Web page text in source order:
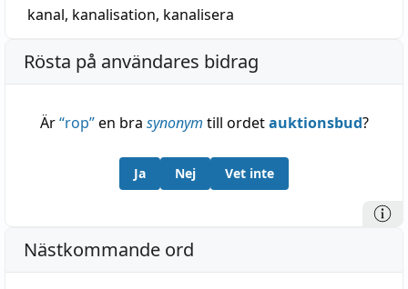
kanal, kanalisation, kanalisera
Rösta på användares bidrag
Är“rop”en bra synonym till ordetauktionsbud?
Ja Nej Vet inte
Nästkommande ord